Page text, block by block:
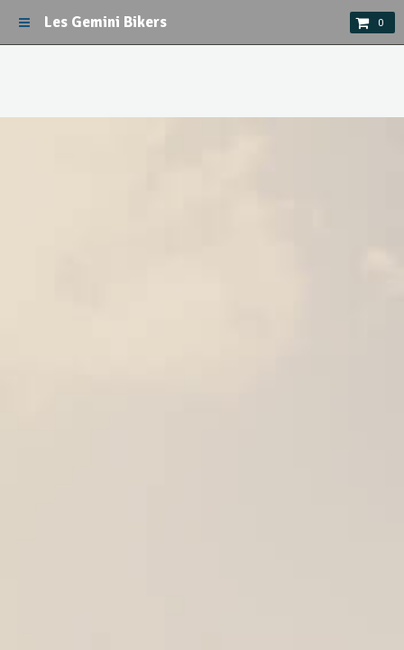
Les Gemini Bikers 0